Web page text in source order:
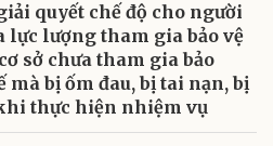
quyết chế độ cho người
lực lượng tham gia bảo vệ
sở chưa tham gia bảo
mà bị ốm đau, bị tai nạn, bị
thực hiện nhiệm vụ